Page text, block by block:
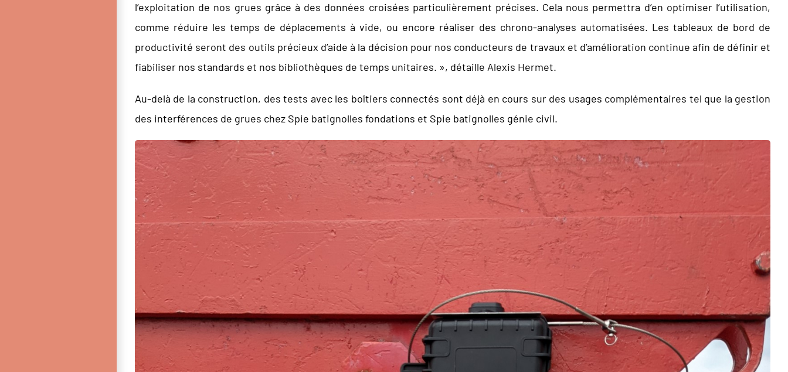
l’exploitation de nos grues grâce à des données croisées particulièrement précises. Cela nous permettra d’en optimiser l’utilisation,
comme réduire les temps de déplacements à vide, ou encore réaliser des chrono-analyses automatisées. Les tableaux de bord de
productivité seront des outils précieux d’aide à la décision pour nos conducteurs de travaux et d’amélioration continue afin de définir et
fiabiliser nos standards et nos bibliothèques de temps unitaires. », détaille Alexis Hermet.
Au-delà de la construction, des tests avec les boîtiers connectés sont déjà en cours sur des usages complémentaires tel que la gestion
des interférences de grues chez Spie batignolles fondations et Spie batignolles génie civil.